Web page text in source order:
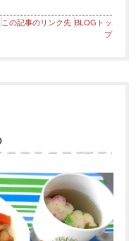
この記事のリンク先 BLOGトッ
プ